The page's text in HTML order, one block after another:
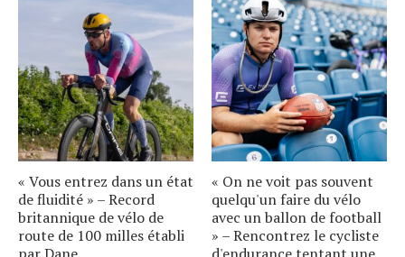
« Vous entrez dans un état
de fluidité » – Record
britannique de vélo de
route de 100 milles établi
« On ne voit pas souvent
quelqu'un faire du vélo
avec un ballon de football
» – Rencontrez le cycliste